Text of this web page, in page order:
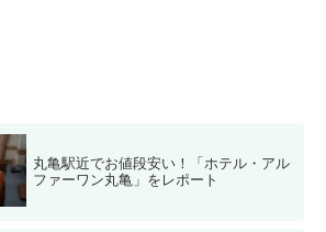
丸亀駅近でお値段安い！「ホテル・アル
ファーワン丸亀」をレポート